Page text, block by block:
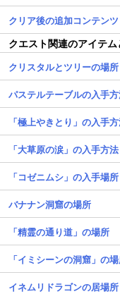
クリア後の追加コンテンツ
クエスト関連のアイテ
クリスタルとツリーの場所
パステルテーブルの入手
「極上やきとり」の入手
「大草原の涙」の入手方法
「コゼニムシ」の入手場所
バナナン洞窟の場所
「精霊の通り道」の場所
「イミシーンの洞窟」の
イネムリドラゴンの居場所